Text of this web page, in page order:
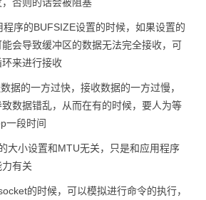
序的BUFSIZE设置的时候，如果设置的
会导致缓冲区的数据无法完全接收，可
环来进行接收
据的一方过快，接收数据的一方过慢，
数据错乱，从而在有的时候，要人为等
一段时间
大小设置和MTU无关，只是和应用程序
有关
的时候，可以模拟进行命令的执行，